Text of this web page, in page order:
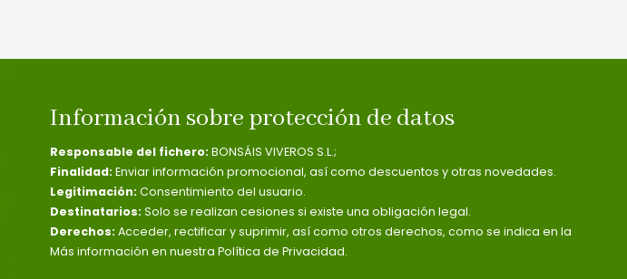
Información sobre protección de datos
Responsable del fichero: BONSÁIS VIVEROS S.L.;
Finalidad: Enviar información promocional, así como descuentos y otras novedades.
Legitimación: Consentimiento del usuario.
Destinatarios: Solo se realizan cesiones si existe una obligación legal.
Derechos: Acceder, rectificar y suprimir, así como otros derechos, como se indica en la
Más información en nuestra Política de Privacidad.